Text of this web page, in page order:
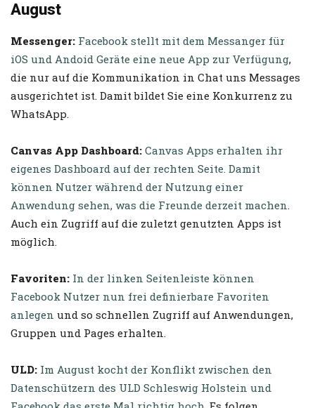
August
Messenger: Facebook stellt mit dem Messanger für
iOS und Andoid Geräte eine neue App zur Verfügung,
die nur auf die Kommunikation in Chat uns Messages
ausgerichtet ist. Damit bildet Sie eine Konkurrenz zu
WhatsApp.
Canvas App Dashboard: Canvas Apps erhalten ihr
eigenes Dashboard auf der rechten Seite. Damit
können Nutzer während der Nutzung einer
Anwendung sehen, was die Freunde derzeit machen.
Auch ein Zugriff auf die zuletzt genutzten Apps ist
möglich.
Favoriten: In der linken Seitenleiste können
Facebook Nutzer nun frei definierbare Favoriten
anlegen und so schnellen Zugriff auf Anwendungen,
Gruppen und Pages erhalten.
ULD: Im August kocht der Konflikt zwischen den
Datenschützern des ULD Schleswig Holstein und